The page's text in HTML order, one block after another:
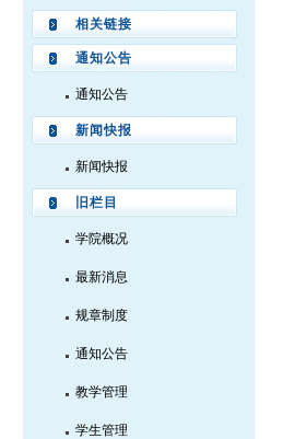
相关链接
通知公告
通知公告
新闻快报
新闻快报
旧栏目
学院概况
最新消息
规章制度
通知公告
教学管理
学生管理